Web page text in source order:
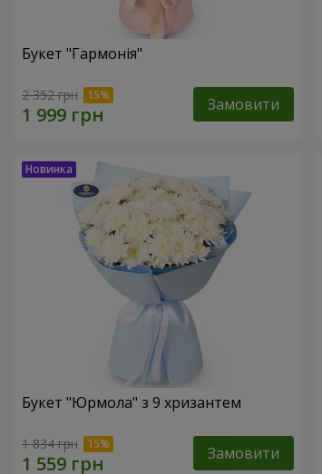
Букет "Гармонія"
2 352 грн Замовити
Букет "Юрмола" з 9 хризантем
1 834 грн Замовити